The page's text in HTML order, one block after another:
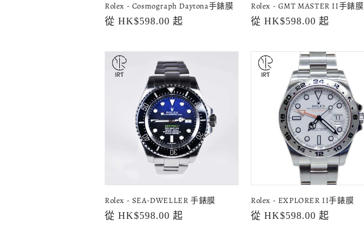
Rolex - Cosmograph Daytona手錶膜
定
從 HK$598.00 起
Rolex - GMT MASTER II手錶膜
定
從 HK$598.00 起
Rolex - SEA-DWELLER 手錶膜
定
從 HK$598.00 起
Rolex - EXPLORER II手錶膜
定
從 HK$598.00 起